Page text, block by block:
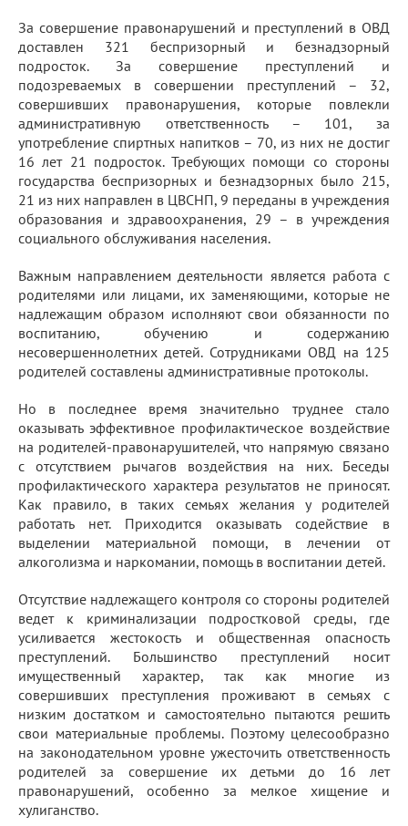
За совершение правонарушений и преступлений в ОВД
доставлен 321 беспризорный и безнадзорный
подросток. За совершение преступлений и
подозреваемых в совершении преступлений – 32,
совершивших правонарушения, которые повлекли
административную ответственность – 101, за
употребление спиртных напитков – 70, из них не достиг
16 лет 21 подросток. Требующих помощи со стороны
государства беспризорных и безнадзорных было 215,
21 из них направлен в ЦВСНП, 9 переданы в учреждения
образования и здравоохранения, 29 – в учреждения
социального обслуживания населения.
Важным направлением деятельности является работа с
родителями или лицами, их заменяющими, которые не
надлежащим образом исполняют свои обязанности по
воспитанию, обучению и содержанию
несовершеннолетних детей. Сотрудниками ОВД на 125
родителей составлены административные протоколы.
Но в последнее время значительно труднее стало
оказывать эффективное профилактическое воздействие
на родителей-правонарушителей, что напрямую связано
с отсутствием рычагов воздействия на них. Беседы
профилактического характера результатов не приносят.
Как правило, в таких семьях желания у родителей
работать нет. Приходится оказывать содействие в
выделении материальной помощи, в лечении от
алкоголизма и наркомании, помощь в воспитании детей.
Отсутствие надлежащего контроля со стороны родителей
ведет к криминализации подростковой среды, где
усиливается жестокость и общественная опасность
преступлений. Большинство преступлений носит
имущественный характер, так как многие из
совершивших преступления проживают в семьях с
низким достатком и самостоятельно пытаются решить
свои материальные проблемы. Поэтому целесообразно
на законодательном уровне ужесточить ответственность
родителей за совершение их детьми до 16 лет
правонарушений, особенно за мелкое хищение и
хулиганство.